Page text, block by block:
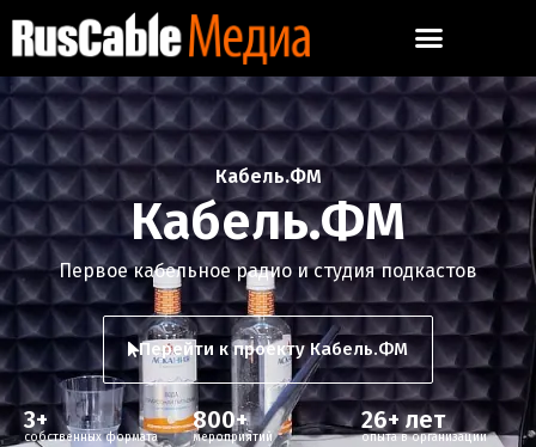
Кабель.ФМ
Кабель.ФМ
Первое кабельное радио и студия подкастов
Перейти к проекту Кабель.ФМ
собственных формата
3+
мероприятий
800+
опыта в организации
26+ лет